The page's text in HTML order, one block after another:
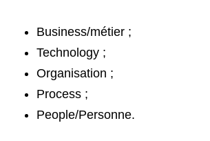
Business/métier ;
Technology ;
Organisation ;
Process ;
People/Personne.